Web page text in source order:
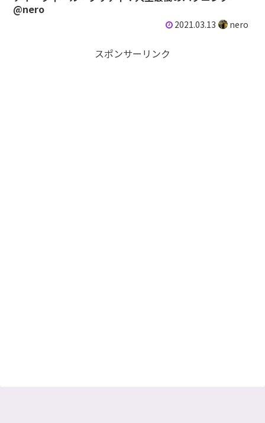
@nero
2021.03.13 nero
スポンサーリンク